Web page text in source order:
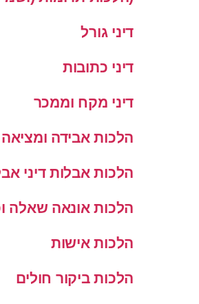
דיני גורל
דיני כתובות
דיני מקח וממכר
הלכות אבידה ומציאה
הלכות אבלות דיני
הלכות אונאה שאלה
הלכות אישות
הלכות ביקור חולים